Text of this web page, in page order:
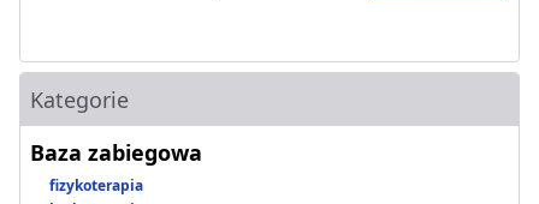
Kategorie
Baza zabiegowa
fizykoterapia